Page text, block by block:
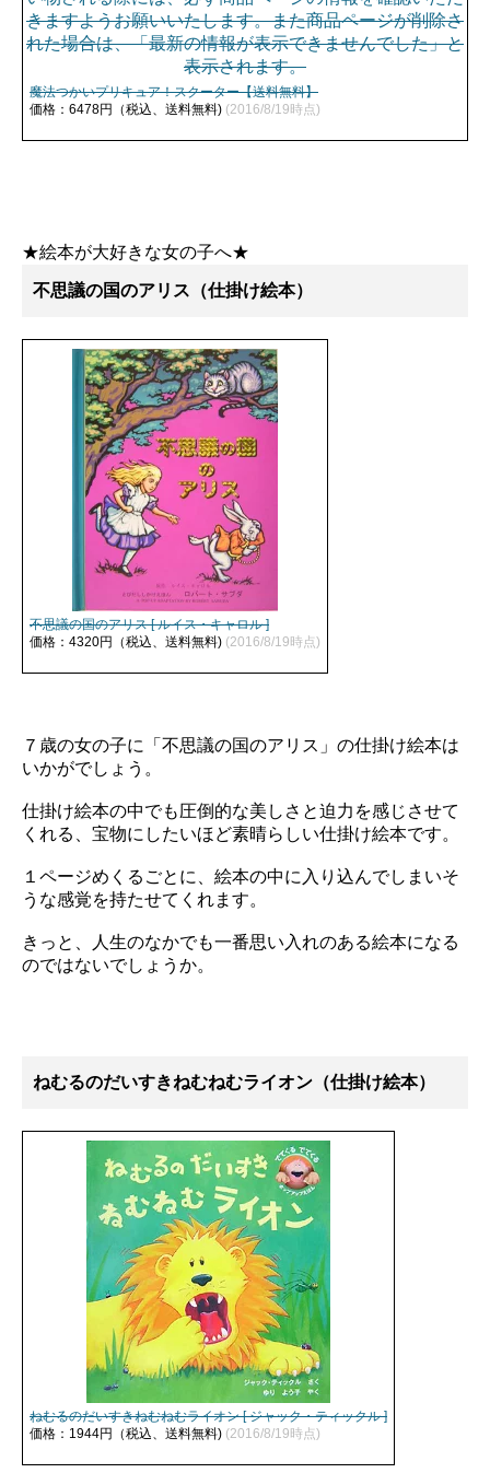
魔法つかいプリキュア！スクーター【送料無料】
価格：6478円（税込、送料無料) (2016/8/19時点)
★絵本が大好きな女の子へ★
不思議の国のアリス（仕掛け絵本）
不思議の国のアリス [ ルイス・キャロル ]
価格：4320円（税込、送料無料) (2016/8/19時点)
７歳の女の子に「不思議の国のアリス」の仕掛け絵本は
いかがでしょう。
仕掛け絵本の中でも圧倒的な美しさと迫力を感じさせて
くれる、宝物にしたいほど素晴らしい仕掛け絵本です。
１ページめくるごとに、絵本の中に入り込んでしまいそ
うな感覚を持たせてくれます。
きっと、人生のなかでも一番思い入れのある絵本になる
のではないでしょうか。
ねむるのだいすきねむねむライオン（仕掛け絵本）
ねむるのだいすきねむねむライオン [ ジャック・ティックル ]
価格：1944円（税込、送料無料) (2016/8/19時点)